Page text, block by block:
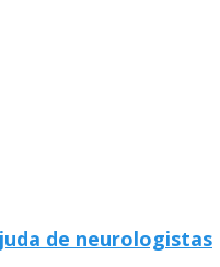
de neurologistas